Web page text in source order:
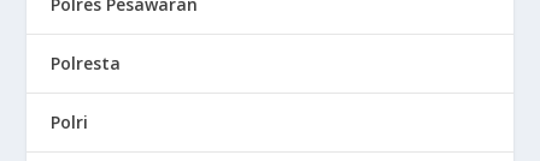
Polresta
Polri